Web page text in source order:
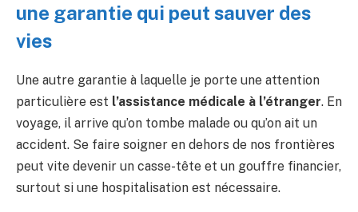
une garantie qui peut sauver des
vies
Une autre garantie à laquelle je porte une attention
particulière est l’assistance médicale à l’étranger. En
voyage, il arrive qu’on tombe malade ou qu’on ait un
accident. Se faire soigner en dehors de nos frontières
peut vite devenir un casse-tête et un gouffre financier,
surtout si une hospitalisation est nécessaire.